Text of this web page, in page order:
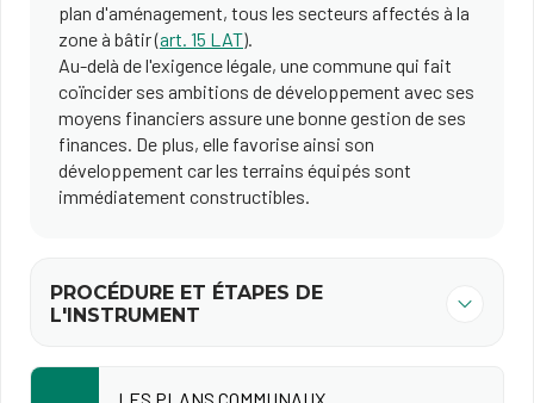
plan d'aménagement, tous les secteurs affectés à la
zone à bâtir (art. 15 LAT).
Au-delà de l'exigence légale, une commune qui fait
coïncider ses ambitions de développement avec ses
moyens financiers assure une bonne gestion de ses
finances. De plus, elle favorise ainsi son
développement car les terrains équipés sont
immédiatement constructibles.
PROCÉDURE ET ÉTAPES DE
L'INSTRUMENT